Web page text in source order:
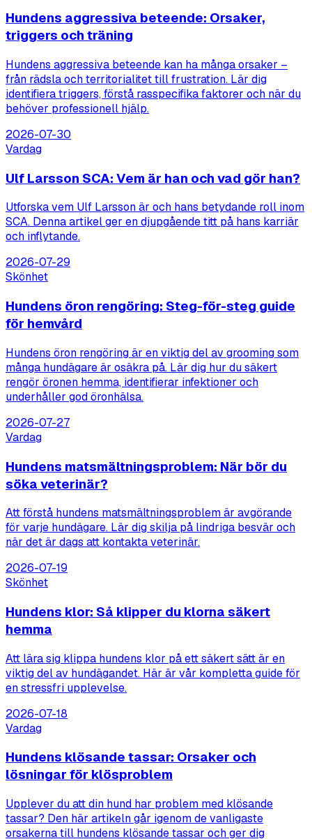
Hundens aggressiva beteende: Orsaker,
triggers och träning
Hundens aggressiva beteende kan ha många orsaker –
från rädsla och territorialitet till frustration. Lär dig
identifiera triggers, förstå rasspecifika faktorer och när du
behöver professionell hjälp.
2026-07-30
Vardag
Ulf Larsson SCA: Vem är han och vad gör han?
Utforska vem Ulf Larsson är och hans betydande roll inom
SCA. Denna artikel ger en djupgående titt på hans karriär
och inflytande.
2026-07-29
Skönhet
Hundens öron rengöring: Steg-för-steg guide
för hemvård
Hundens öron rengöring är en viktig del av grooming som
många hundägare är osäkra på. Lär dig hur du säkert
rengör öronen hemma, identifierar infektioner och
underhåller god öronhälsa.
2026-07-27
Vardag
Hundens matsmältningsproblem: När bör du
söka veterinär?
Att förstå hundens matsmältningsproblem är avgörande
för varje hundägare. Lär dig skilja på lindriga besvär och
när det är dags att kontakta veterinär.
2026-07-19
Skönhet
Hundens klor: Så klipper du klorna säkert
hemma
Att lära sig klippa hundens klor på ett säkert sätt är en
viktig del av hundägandet. Här är vår kompletta guide för
en stressfri upplevelse.
2026-07-18
Vardag
Hundens klösande tassar: Orsaker och
lösningar för klösproblem
Upplever du att din hund har problem med klösande
tassar? Den här artikeln går igenom de vanligaste
orsakerna till hundens klösande tassar och ger dig